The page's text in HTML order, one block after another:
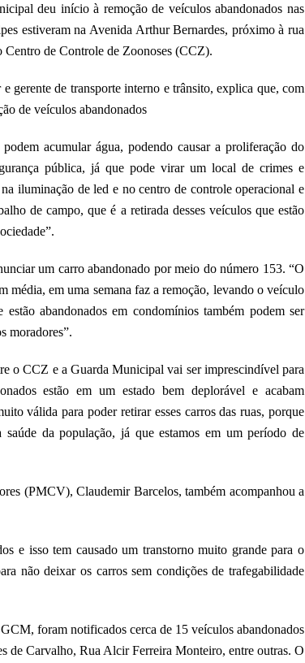
deu início à remoção de veículos abandonados nas
estiveram na Avenida Arthur Bernardes, próximo à rua
de Controle de Zoonoses (CCZ).
gerente de transporte interno e trânsito, explica que, com
de veículos abandonados
acumular água, podendo causar a proliferação do
pública, já que pode virar um local de crimes e
iluminação de led e no centro de controle operacional e
de campo, que é a retirada desses veículos que estão
um carro abandonado por meio do número 153. “O
média, em uma semana faz a remoção, levando o veículo
abandonados em condomínios também podem ser
moradores”.
o CCZ e a Guarda Municipal vai ser imprescindível para
estão em um estado bem deplorável e acabam
válida para poder retirar esses carros das ruas, porque
da população, já que estamos em um período de
(PMCV), Claudemir Barcelos, também acompanhou a
e isso tem causado um transtorno muito grande para o
não deixar os carros sem condições de trafegabilidade
foram notificados cerca de 15 veículos abandonados
de Carvalho, Rua Alcir Ferreira Monteiro, entre outras. O